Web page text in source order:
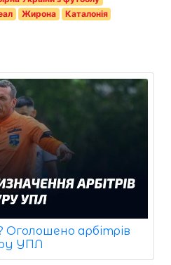
Жирона
Каталонія
арбітрів
УПЛ